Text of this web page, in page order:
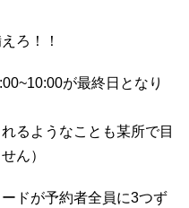
ろ！！
が最終日となり
るようなことも某所で目
ん）
ドが予約者全員に3つず